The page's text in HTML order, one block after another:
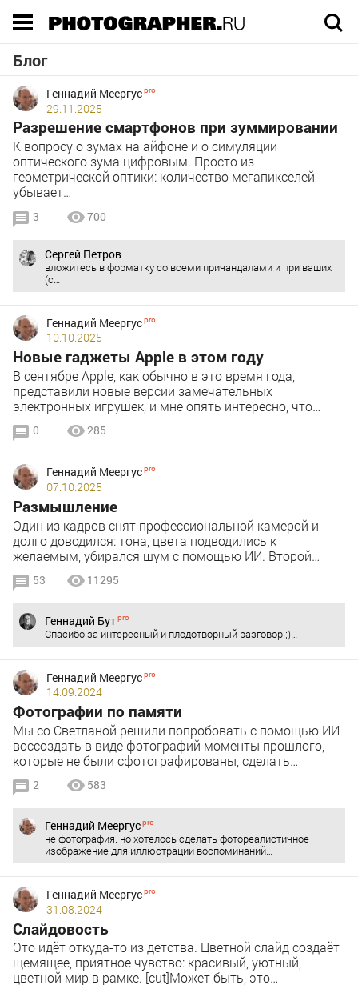
Блог
Геннадий Меергус
29.11.2025
Разрешение смартфонов при зуммировании
К вопросу о зумах на айфоне и о симуляции
оптического зума цифровым. Просто из
геометрической оптики: количество мегапикселей
убывает…
3 700
Сергей Петров
вложитесь в форматку со всеми причандалами и при ваших
(с…
Геннадий Меергус
10.10.2025
Новые гаджеты Apple в этом году
В сентябре Apple, как обычно в это время года,
представили новые версии замечательных
электронных игрушек, и мне опять интересно, что…
0 285
Геннадий Меергус
07.10.2025
Размышление
Один из кадров снят профессиональной камерой и
долго доводился: тона, цвета подводились к
желаемым, убирался шум с помощью ИИ. Второй…
53 11295
Геннадий Бут
Спасибо за интересный и плодотворный разговор.;)…
Геннадий Меергус
14.09.2024
Фотографии по памяти
Мы со Светланой решили попробовать с помощью ИИ
воссоздать в виде фотографий моменты прошлого,
которые не были сфотографированы, сделать…
2 583
Геннадий Меергус
не фотография. но хотелось сделать фотореалистичное
изображение для иллюстрации воспоминаний…
Геннадий Меергус
31.08.2024
Слайдовость
Это идёт откуда-то из детства. Цветной слайд создаёт
щемящее, приятное чувство: красивый, уютный,
цветной мир в рамке. [cut]Может быть, это…